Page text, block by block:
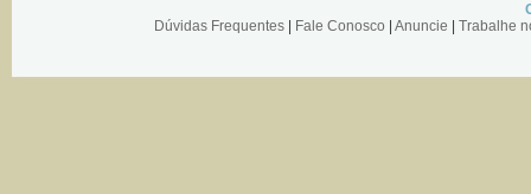
Dúvidas Frequentes
Fale Conosco Anuncie Trabalhe